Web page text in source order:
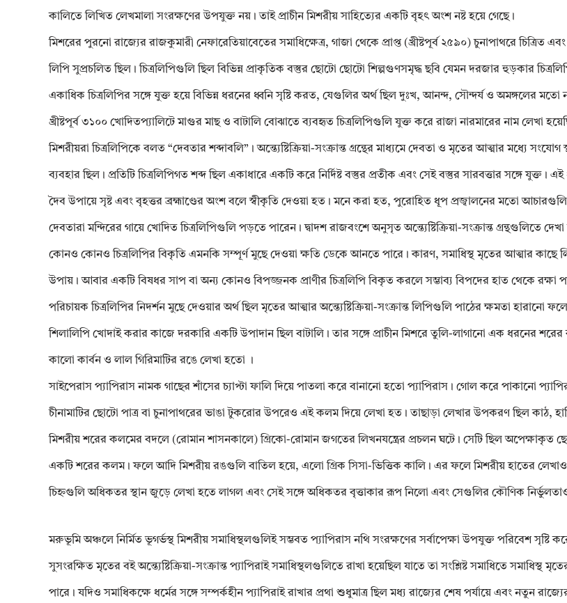
কালিতে লিখিত লেখমালা সংরক্ষণের উপযুক্ত নয়। তাই প্রাচীন মিশরীয় সাহিত্যের একটি বৃহৎ অংশ নষ্ট হয়ে গেছে।
মিশরের পুরনো রাজ্যের রাজকুমারী নেফারেতিয়াবেতের সমাধিক্ষেত্র, গাজা থেকে প্রাপ্ত (খ্রীষ্টপূর্ব ২৫৯০) চুনাপাথরে চিত্রিত
লিপি সুপ্রচলিত ছিল। চিত্রলিপিগুলি ছিল বিভিন্ন প্রাকৃতিক বস্তুর ছোটো ছোটো শিল্পগুণসমৃদ্ধ ছবি যেমন দরজার হুড়কার
একাধিক চিত্রলিপির সঙ্গে যুক্ত হয়ে বিভিন্ন ধরনের ধ্বনি সৃষ্টি করত, যেগুলির অর্থ ছিল দুঃখ, আনন্দ, সৌন্দর্য ও অমঙ্গলের মতো
খ্রীষ্টপূর্ব ৩১০০ খোদিতপ্যালিটে মাগুর মাছ ও বাটালি বোঝাতে ব্যবহৃত চিত্রলিপিগুলি যুক্ত করে রাজা নারমারের নাম লেখা
মিশরীয়রা চিত্রলিপিকে বলত “দেবতার শব্দাবলি”। অন্ত্যেষ্টিক্রিয়া-সংক্রান্ত গ্রন্থের মাধ্যমে দেবতা ও মৃতের আত্মার মধ্যে সংযোগ
ব্যবহার ছিল। প্রতিটি চিত্রলিপিগত শব্দ ছিল একাধারে একটি করে নির্দিষ্ট বস্তুর প্রতীক এবং সেই বস্তুর সারবত্তার সঙ্গে যুক্ত।
দৈব উপায়ে সৃষ্ট এবং বৃহত্তর ব্রহ্মাণ্ডের অংশ বলে স্বীকৃতি দেওয়া হত। মনে করা হত, পুরোহিত ধূপ প্রজ্বালনের মতো
দেবতারা মন্দিরের গায়ে খোদিত চিত্রলিপিগুলি পড়তে পারেন। দ্বাদশ রাজবংশে অনুসৃত অন্ত্যেষ্টিক্রিয়া-সংক্রান্ত গ্রন্থগুলিতে
কোনও কোনও চিত্রলিপির বিকৃতি এমনকি সম্পূর্ণ মুছে দেওয়া ক্ষতি ডেকে আনতে পারে। কারণ, সমাধিস্থ মৃতের আত্মার কাছে
উপায়। আবার একটি বিষধর সাপ বা অন্য কোনও বিপজ্জনক প্রাণীর চিত্রলিপি বিকৃত করলে সম্ভাব্য বিপদের হাত থেকে রক্ষা
পরিচায়ক চিত্রলিপির নিদর্শন মুছে দেওয়ার অর্থ ছিল মৃতের আত্মার অন্ত্যেষ্টিক্রিয়া-সংক্রান্ত লিপিগুলি পাঠের ক্ষমতা
শিলালিপি খোদাই করার কাজে দরকারি একটি উপাদান ছিল বাটালি। তার সঙ্গে প্রাচীন মিশরে তুলি-লাগানো এক ধরনের
কালো কার্বন ও লাল গিরিমাটির রঙে লেখা হতো ।
সাইপেরাস প্যাপিরাস নামক গাছের শাঁসের চ্যাপ্টা ফালি দিয়ে পাতলা করে বানানো হতো প্যাপিরাস। গোল করে পাকানো
চীনামাটির ছোটো পাত্র বা চুনাপাথরের ভাঙা টুকরোর উপরেও এই কলম দিয়ে লেখা হত। তাছাড়া লেখার উপকরণ ছিল কাঠ,
মিশরীয় শরের কলমের বদলে (রোমান শাসনকালে) গ্রিকো-রোমান জগতের লিখনযন্ত্রের প্রচলন ঘটে। সেটি ছিল অপেক্ষাকৃত
একটি শরের কলম। ফলে আদি মিশরীয় রঙগুলি বাতিল হয়ে, এলো গ্রিক সিসা-ভিত্তিক কালি। এর ফলে মিশরীয় হাতের লেখাও
চিহ্নগুলি অধিকতর স্থান জুড়ে লেখা হতে লাগল এবং সেই সঙ্গে অধিকতর বৃত্তাকার রূপ নিলো এবং সেগুলির কৌণিক
মরুভূমি অঞ্চলে নির্মিত ভূগর্ভস্থ মিশরীয় সমাধিস্থলগুলিই সম্ভবত প্যাপিরাস নথি সংরক্ষণের সর্বাপেক্ষা উপযুক্ত পরিবেশ সৃষ্টি
সুসংরক্ষিত মৃতের বই অন্ত্যেষ্টিক্রিয়া-সংক্রান্ত প্যাপিরাই সমাধিস্থলগুলিতে রাখা হয়েছিল যাতে তা সংশ্লিষ্ট সমাধিতে
পারে। যদিও সমাধিকক্ষে ধর্মের সঙ্গে সম্পর্কহীন প্যাপিরাই রাখার প্রথা শুধুমাত্র ছিল মধ্য রাজ্যের শেষ পর্যায়ে এবং নতুন